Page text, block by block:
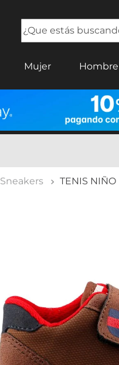
Mujer Hombre
Sneakers TENIS